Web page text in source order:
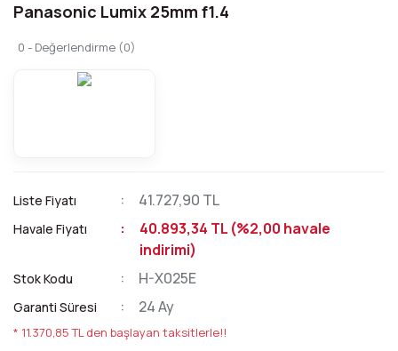
Panasonic Lumix 25mm f1.4
0 - Değerlendirme (0)
Liste Fiyatı 41.727,90 TL
Havale Fiyatı
40.893,34 TL (%2,00 havale
indirimi)
Stok Kodu H-X025E
Garanti Süresi 24 Ay
* 11.370,85 TL den başlayan taksitlerle!!